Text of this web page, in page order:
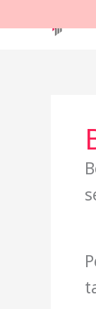
ke